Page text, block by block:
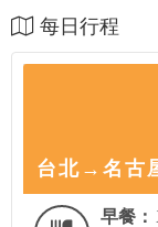
每日行程
台北→名古
早餐：